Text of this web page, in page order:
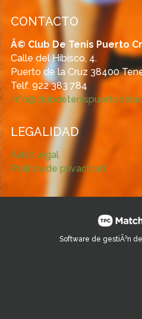
CONTACTO
Â© Club De Tenis Puerto
Calle del Hibisco, 4.
Puerto de la Cruz 38400
Telf. 922 383 784
LEGALIDAD
Aviso legal
Política de privacidad
Software de gestiÃ³n